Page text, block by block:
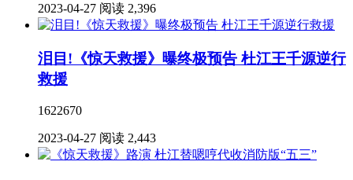
2023-04-27 阅读 2,396
泪目!《惊天救援》曝终极预告 杜江王千源逆行
救援
1622670
2023-04-27 阅读 2,443